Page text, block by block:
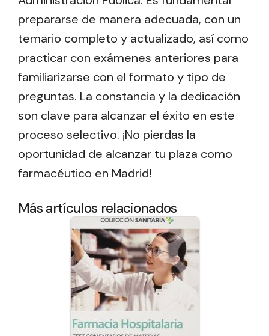
prepararse de manera adecuada, con un
temario completo y actualizado, así como
practicar con exámenes anteriores para
familiarizarse con el formato y tipo de
preguntas. La constancia y la dedicación
son clave para alcanzar el éxito en este
proceso selectivo. ¡No pierdas la
oportunidad de alcanzar tu plaza como
farmacéutico en Madrid!
Más artículos relacionados